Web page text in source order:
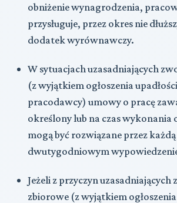
obniżenie wynagrodzenia,
przysługuje, przez okres nie
dodatek wyrównawczy.
W sytuacjach uzasadniających
(z wyjątkiem ogłoszenia
pracodawcy) umowy o pracę
określony lub na czas wykonania
mogą być rozwiązane przez
dwutygodniowym
Jeżeli z przyczyn uzasadniających
zbiorowe (z wyjątkiem ogłoszenia